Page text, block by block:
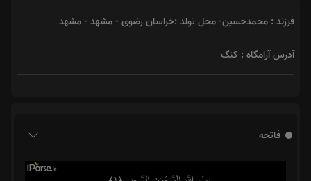
فرزند : محمدحسین- محل تولد :خراسان رضوی - مشهد - مشهد
آدرس آرامگاه : کنگ
فاتحه